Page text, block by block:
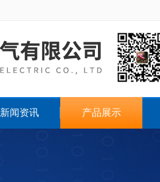
新闻资讯 产品展示